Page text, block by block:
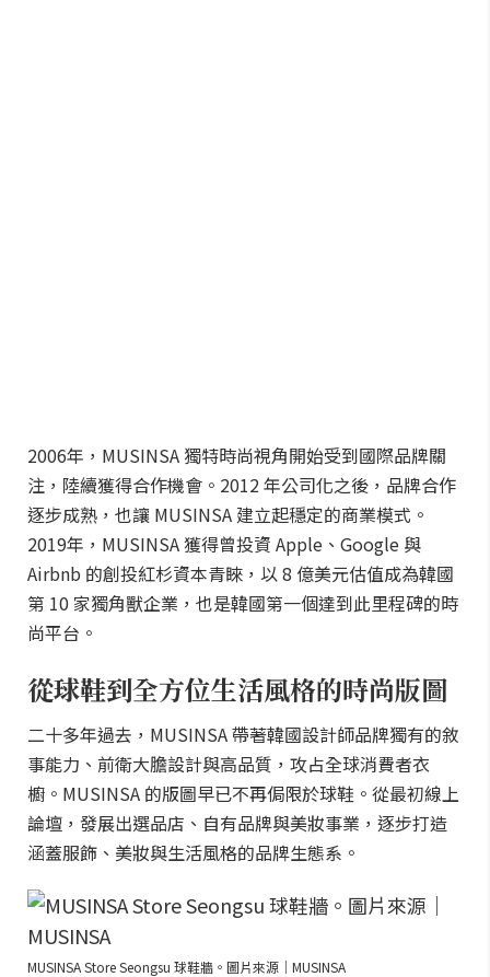
2006年，MUSINSA 獨特時尚視角開始受到國際品牌關
注，陸續獲得合作機會。2012 年公司化之後，品牌合作
逐步成熟，也讓 MUSINSA 建立起穩定的商業模式。
2019年，MUSINSA 獲得曾投資 Apple、Google 與
Airbnb 的創投紅杉資本青睞，以 8 億美元估值成為韓國
第 10 家獨角獸企業，也是韓國第一個達到此里程碑的時
尚平台。
從球鞋到全方位生活風格的時尚版圖
二十多年過去，MUSINSA 帶著韓國設計師品牌獨有的敘
事能力、前衛大膽設計與高品質，攻占全球消費者衣
櫥。MUSINSA 的版圖早已不再侷限於球鞋。從最初線上
論壇，發展出選品店、自有品牌與美妝事業，逐步打造
涵蓋服飾、美妝與生活風格的品牌生態系。
MUSINSA Store Seongsu 球鞋牆。圖片來源｜MUSINSA